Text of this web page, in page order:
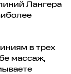
Лангера
в трех
массаж,